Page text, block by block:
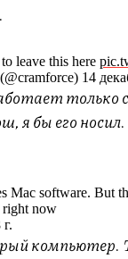
leave this here
14
только
я бы его
Mac software. But
right now
компьютер.